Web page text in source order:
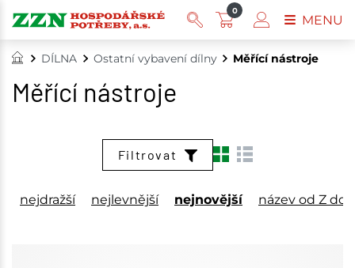
DÍLNA Ostatní vybavení dílny Měřící nástroje
Měřící nástroje
Filtrovat
nejdražší nejlevnější nejnovější název od Z do
0
MENU